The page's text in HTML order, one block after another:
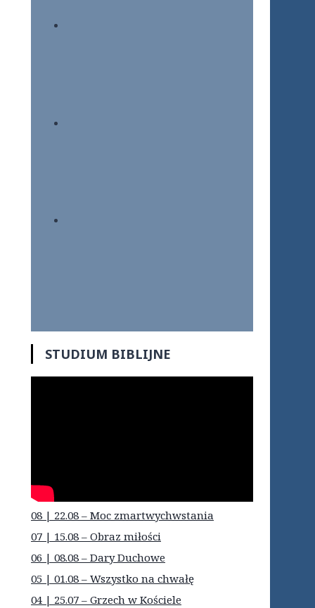
STUDIUM BIBLIJNE
08 | 22.08 – Moc zmartwychwstania
07 | 15.08 – Obraz miłości
06 | 08.08 – Dary Duchowe
05 | 01.08 – Wszystko na chwałę
04 | 25.07 – Grzech w Kościele